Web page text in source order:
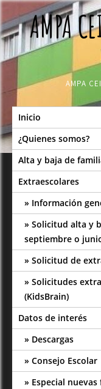
Skip
to
contentAMPA
AMPA
Inicio
¿Quienes somos?
Alta y baja de
Extraescolares
Información
Solicitud alta y
septiembre o
Solicitud de
Solicitudes
(KidsBrain)
Datos de interés
Descargas
Consejo Escolar
Especial